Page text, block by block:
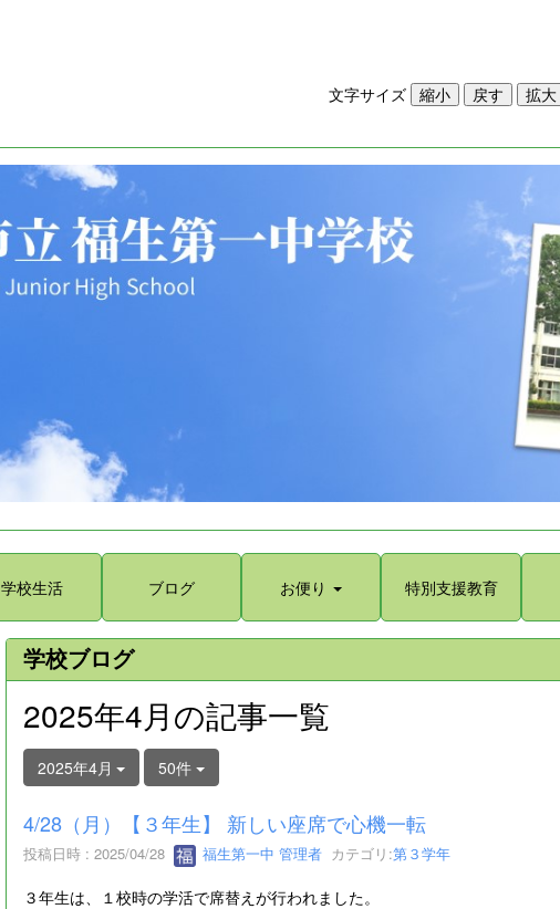
文字サイズ
学校生活 ブログ お便り 特別支援教育
学校ブログ
2025年4月の記事一覧
2025年4月 50件
4/28（月）【３年生】 新しい座席で心機一転
投稿日時 : 2025/04/28 福生第一中 管理者カテゴリ:第３学年
３年生は、１校時の学活で席替えが行われました。